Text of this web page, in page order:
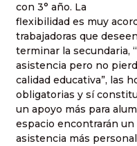
con 3° año. La
flexibilidad es muy
trabajadoras que deseen
terminar la secundaria,
asistencia pero no
calidad educativa”, las
obligatorias y sí
un apoyo más para
espacio encontrarán un
asistencia más